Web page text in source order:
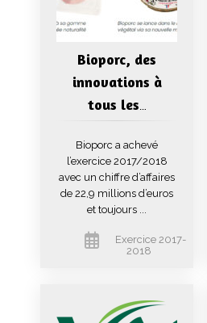
Bioporc, des
innovations à
tous les
Bioporc a achevé
l’exercice 2017/2018
avec un chiffre d’affaires
de 22,9 millions d’euros
et toujours ...
Exercice 2017-
2018